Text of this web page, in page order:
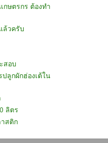
กษตรกร ต้องทำ
ล้วครับ
สอบ
ลูกผักฮ่องเต้ใน
ลิตร
สติก